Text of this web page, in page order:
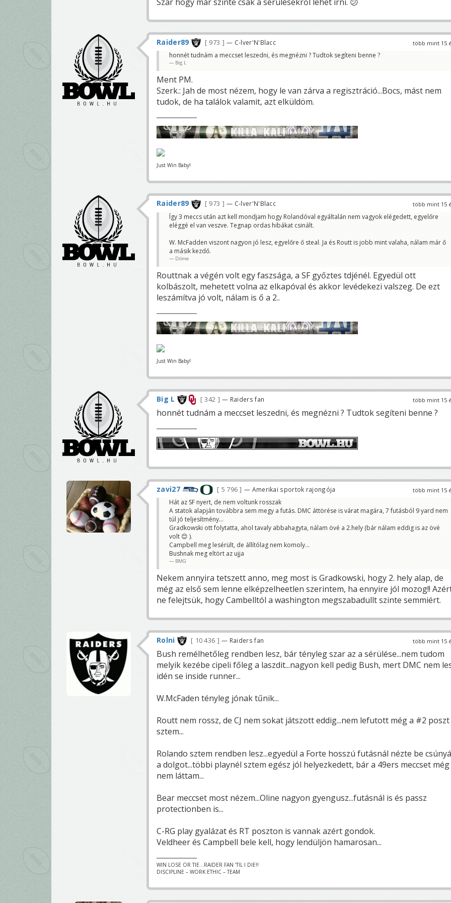
több mint 15
Raider89 973 — C-lver'N'Blacc
honnét tudnám a meccset leszedni, és megnézni ? Tudtok segíteni benne ?
Big L
Ment PM.
Szerk.: Jah de most nézem, hogy le van zárva a regisztráció...Bocs, mást nem
tudok, de ha találok valamit, azt elküldöm.
Just Win Baby!
több mint 15
Raider89 973 — C-lver'N'Blacc
Így 3 meccs után azt kell mondjam hogy Rolandóval egyáltalán nem vagyok elégedett, egyelőre
eléggé el van veszve. Tegnap ordas hibákat csinált.
W. McFadden viszont nagyon jó lesz, egyelőre ő steal. Ja és Routt is jobb mint valaha, nálam már ő
a másik kezdő.
Döme
Routtnak a végén volt egy faszsága, a SF győztes tdjénél. Egyedül ott
kolbászolt, mehetett volna az elkapóval és akkor levédekezi valszeg. De ezt
leszámítva jó volt, nálam is ő a 2..
Just Win Baby!
több mint 15
Big L 342 — Raiders fan
honnét tudnám a meccset leszedni, és megnézni ? Tudtok segíteni benne ?
több mint 15
zavi27 5 796 — Amerikai sportok rajongója
Hát az SF nyert, de nem voltunk rosszak
A statok alapján továbbra sem megy a futás. DMC áttörése is várat magára, 7 futásból 9 yard nem
túl jó teljesítmény...
Gradkowski ott folytatta, ahol tavaly abbahagyta, nálam övé a 2.hely (bár nálam eddig is az övé
volt 😊 ).
Campbell meg lesérült, de állítólag nem komoly...
Bushnak meg eltört az ujja
BMG
Nekem annyira tetszett anno, meg most is Gradkowski, hogy 2. hely alap, de
még az első sem lenne elképzelheetlen szerintem, ha ennyire jól mozog!!
ne felejtsük, hogy Cambelltól a washington megszabadullt szinte semmiért.
több mint 15
Rolni 10 436 — Raiders fan
Bush remélhetőleg rendben lesz, bár tényleg szar az a sérülése...nem tudom
melyik kezébe cipeli főleg a laszdit...nagyon kell pedig Bush, mert DMC nem
idén se inside runner...
W.McFaden tényleg jónak tűnik...
Routt nem rossz, de CJ nem sokat játszott eddig...nem lefutott még a #2 poszt
sztem...
Rolando sztem rendben lesz...egyedül a Forte hosszú futásnál nézte be
a dolgot...többi playnél sztem egész jól helyezkedett, bár a 49ers meccset még
nem láttam...
Bear meccset most nézem...Oline nagyon gyengusz...futásnál is és passz
protectionben is...
C-RG play gyalázat és RT poszton is vannak azért gondok.
Veldheer és Campbell bele kell, hogy lendüljön hamarosan...
WIN LOSE OR TIE...RAIDER FAN 'TIL I DIE!!
DISCIPLINE – WORK ETHIC – TEAM